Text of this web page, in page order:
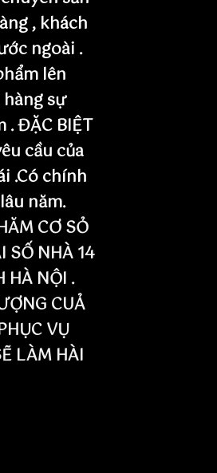
, khách
ngoài .
lên
sự
. ĐẶC BIỆT
cầu của
.Có chính
năm.
CƠ SỎ
SỐ NHÀ 14
HÀ NỘI .
CUẢ
VỤ
LÀM HÀI